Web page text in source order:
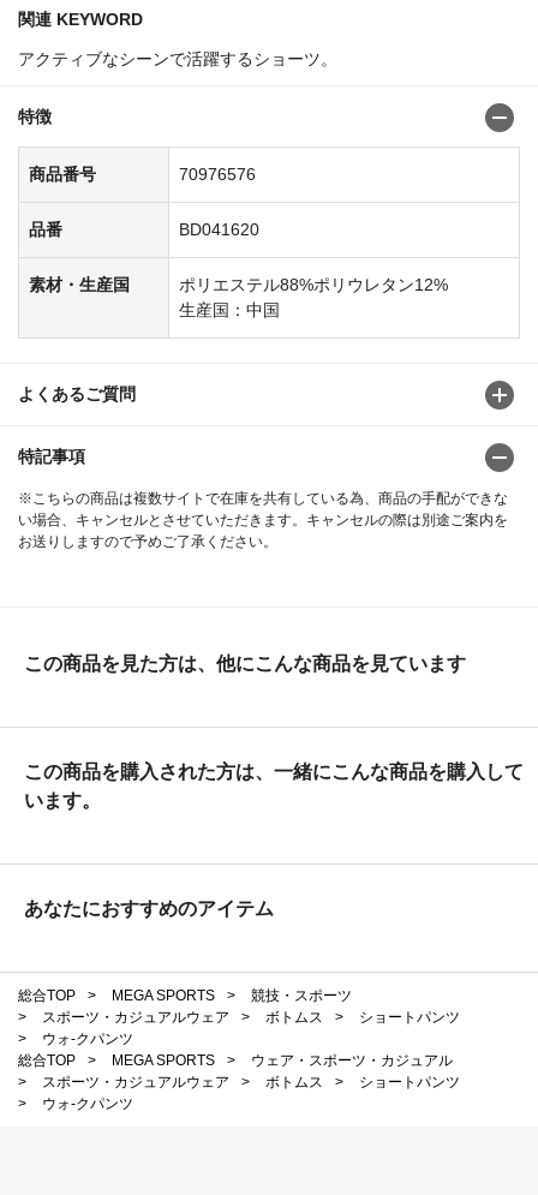
関連 KEYWORD
アクティブなシーンで活躍するショーツ。
特徴
商品番号 70976576
品番 BD041620
素材・生産国
ポリエステル88%ポリウレタン12%
生産国：中国
よくあるご質問
特記事項
※こちらの商品は複数サイトで在庫を共有している為、商品の手配ができな
い場合、キャンセルとさせていただきます。キャンセルの際は別途ご案内を
お送りしますので予めご了承ください。
この商品を見た方は、他にこんな商品を見ています
この商品を購入された方は、一緒にこんな商品を購入して
います。
あなたにおすすめのアイテム
総合TOP > MEGA SPORTS >
競技・スポーツ
>
スポーツ・カジュアルウェア > ボトムス >
ショートパンツ
>
ウォ-クパンツ
総合TOP
> MEGA SPORTS >
ウェア・スポーツ・カジュアル
>
スポーツ・カジュアルウェア > ボトムス >
ショートパンツ
>
ウォ-クパンツ